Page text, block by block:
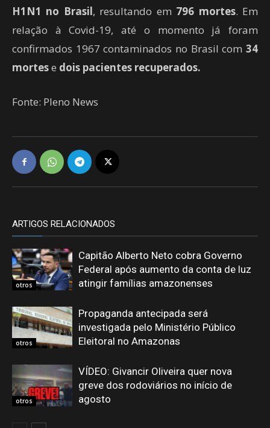
H1N1 no Brasil, resultando em 796 mortes. Em
relação à Covid-19, até o momento já foram
confirmados 1967 contaminados no Brasil com 34
mortese dois pacientes recuperados.
Fonte: Pleno News
ARTIGOS RELACIONADOS
otros
Capitão Alberto Neto cobra Governo
Federal após aumento da conta de luz
atingir famílias amazonenses
otros
Propaganda antecipada será
investigada pelo Ministério Público
Eleitoral no Amazonas
otros
VÍDEO: Givancir Oliveira quer nova
greve dos rodoviários no início de
agosto